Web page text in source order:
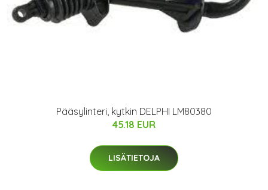
Pääsylinteri, kytkin DELPHI LM80380
45.18 EUR
LISÄTIETOJA